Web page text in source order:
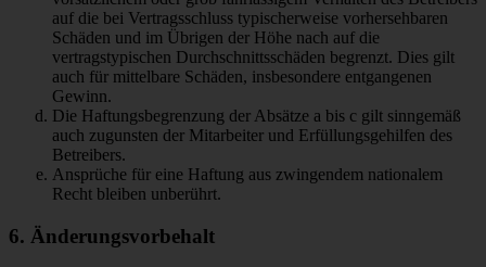
auf die bei Vertragsschluss typischerweise vorhersehbaren
Schäden und im Übrigen der Höhe nach auf die
vertragstypischen Durchschnittsschäden begrenzt. Dies gilt
auch für mittelbare Schäden, insbesondere entgangenen
Gewinn.
Die Haftungsbegrenzung der Absätze a bis c gilt sinngemäß
auch zugunsten der Mitarbeiter und Erfüllungsgehilfen des
Betreibers.
Ansprüche für eine Haftung aus zwingendem nationalem
Recht bleiben unberührt.
6. Änderungsvorbehalt